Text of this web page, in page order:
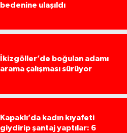
bedenine ulaşıldı
İkizgöller’de boğulan adamı
arama çalışması sürüyor
Kapaklı’da kadın kıyafeti
giydirip şantaj yaptılar: 6